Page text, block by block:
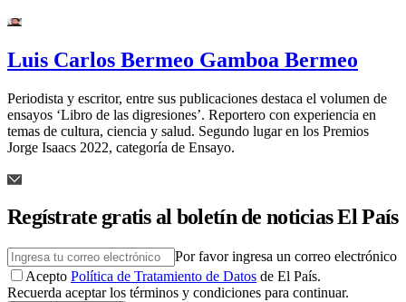
Luis Carlos Bermeo Gamboa Bermeo
Periodista y escritor, entre sus publicaciones destaca el volumen de
ensayos ‘Libro de las digresiones’. Reportero con experiencia en
temas de cultura, ciencia y salud. Segundo lugar en los Premios
Jorge Isaacs 2022, categoría de Ensayo.
Regístrate gratis al boletín de noticias El País
Por favor ingresa un correo electrónico
Acepto Política de Tratamiento de Datos de El País.
Recuerda aceptar los términos y condiciones para continuar.